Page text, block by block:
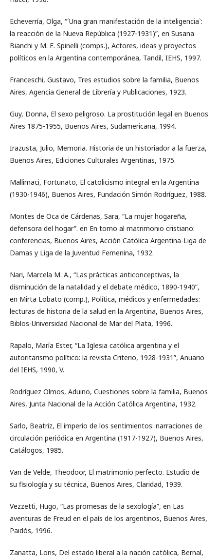
Echeverría, Olga, “ˊUna gran manifestación de la inteligenciaˋ:
la reacción de la Nueva República (1927-1931)”, en Susana
Bianchi y M. E. Spinelli (comps.), Actores, ideas y proyectos
políticos en la Argentina contemporánea, Tandil, IEHS, 1997.
Franceschi, Gustavo, Tres estudios sobre la familia, Buenos
Aires, Agencia General de Librería y Publicaciones, 1923.
Guy, Donna, El sexo peligroso. La prostitución legal en Buenos
Aires 1875-1955, Buenos Aires, Sudamericana, 1994.
Irazusta, Julio, Memoria. Historia de un historiador a la fuerza,
Buenos Aires, Ediciones Culturales Argentinas, 1975.
Mallimaci, Fortunato, El catolicismo integral en la Argentina
(1930-1946), Buenos Aires, Fundación Simón Rodríguez, 1988.
Montes de Oca de Cárdenas, Sara, “La mujer hogareña,
defensora del hogar”. en En torno al matrimonio cristiano:
conferencias, Buenos Aires, Acción Católica Argentina-Liga de
Damas y Liga de la Juventud Femenina, 1932.
Nari, Marcela M. A., “Las prácticas anticonceptivas, la
disminución de la natalidad y el debate médico, 1890-1940”,
en Mirta Lobato (comp.), Política, médicos y enfermedades:
lecturas de historia de la salud en la Argentina, Buenos Aires,
Biblos-Universidad Nacional de Mar del Plata, 1996.
Rapalo, María Ester, “La Iglesia católica argentina y el
autoritarismo político: la revista Criterio, 1928-1931”, Anuario
del IEHS, 1990, V.
Rodríguez Olmos, Aduino, Cuestiones sobre la familia, Buenos
Aires, Junta Nacional de la Acción Católica Argentina, 1932.
Sarlo, Beatriz, El imperio de los sentimientos: narraciones de
circulación periódica en Argentina (1917-1927), Buenos Aires,
Catálogos, 1985.
Van de Velde, Theodoor, El matrimonio perfecto. Estudio de
su fisiología y su técnica, Buenos Aires, Claridad, 1939.
Vezzetti, Hugo, “Las promesas de la sexología”, en Las
aventuras de Freud en el país de los argentinos, Buenos Aires,
Paidós, 1996.
Zanatta, Loris, Del estado liberal a la nación católica, Bernal,